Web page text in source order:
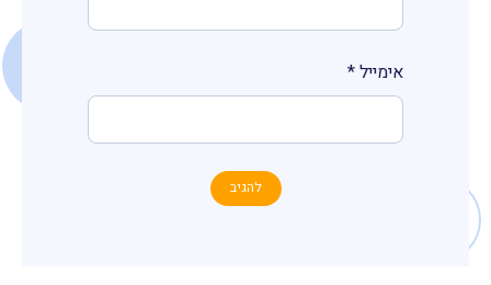
אימייל*